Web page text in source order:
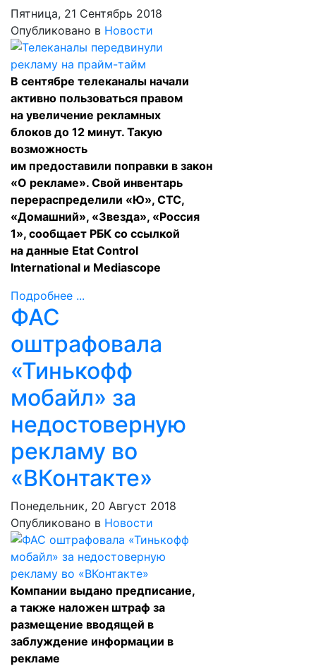
Пятница, 21 Сентябрь 2018
Опубликовано в Новости
В сентябре телеканалы начали
активно пользоваться правом
на увеличение рекламных
блоков до 12 минут. Такую
возможность
им предоставили поправки в закон
«О рекламе». Свой инвентарь
перераспределили «Ю», СТС,
«Домашний», «Звезда», «Россия
1», сообщает РБК со ссылкой
на данные Etat Control
International и Mediascope
Подробнее ...
ФАС
оштрафовала
«Тинькофф
мобайл» за
недостоверную
рекламу во
«ВКонтакте»
Понедельник, 20 Август 2018
Опубликовано в Новости
Компании выдано предписание,
а также наложен штраф за
размещение вводящей в
заблуждение информации в
рекламе